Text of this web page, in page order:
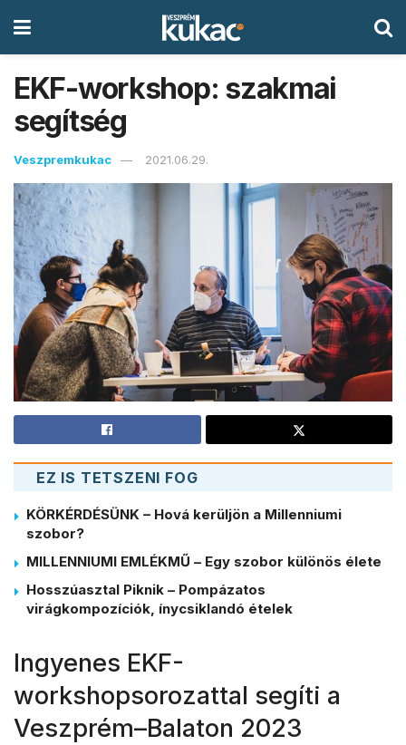
EKF-workshop: szakmai
segítség
Veszpremkukac 2021.06.29.
EZ IS TETSZENI FOG
KÖRKÉRDÉSÜNK – Hová kerüljön a Millenniumi
szobor?
MILLENNIUMI EMLÉKMŰ – Egy szobor különös élete
Hosszúasztal Piknik – Pompázatos
virágkompozíciók, ínycsiklandó ételek
Ingyenes EKF-
workshopsorozattal segíti a
Veszprém–Balaton 2023